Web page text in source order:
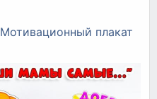
Мотивационный плакат